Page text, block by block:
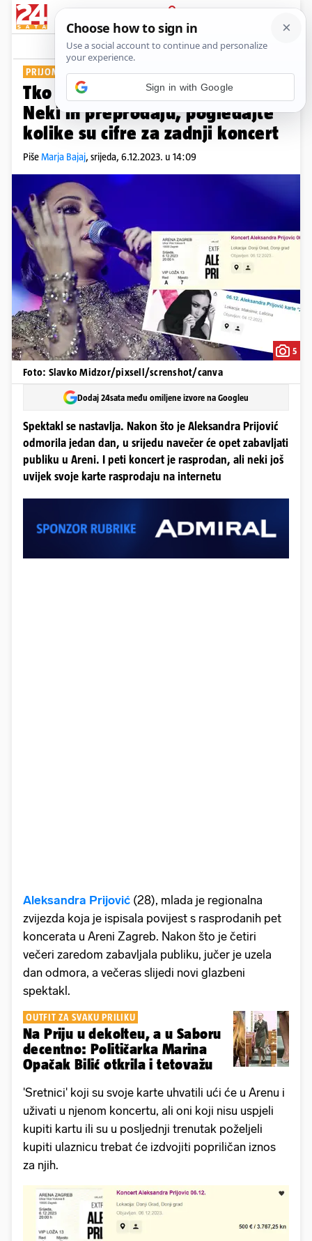
PRIJAVA
Show Komentari
PRIJOMANIJA
Tko još nema kartu za Prijović?
Neki ih preprodaju, pogledajte
kolike su cifre za zadnji koncert
PišeMarja Bajaj, srijeda, 6.12.2023. u 14:09
5
Foto: Slavko Midzor/pixsell/screnshot/canva
Dodaj 24sata među omiljene izvore na Googleu
Spektakl se nastavlja. Nakon što je Aleksandra Prijović
odmorila jedan dan, u srijedu navečer će opet zabavljati
publiku u Areni. I peti koncert je rasprodan, ali neki još
uvijek svoje karte rasprodaju na internetu
Aleksandra Prijović (28), mlada je regionalna
zvijezda koja je ispisala povijest s rasprodanih pet
koncerata u Areni Zagreb. Nakon što je četiri
večeri zaredom zabavljala publiku, jučer je uzela
dan odmora, a večeras slijedi novi glazbeni
spektakl.
OUTFIT ZA SVAKU PRILIKU
Na Priju u dekolteu, a u Saboru
decentno: Političarka Marina
Opačak Bilić otkrila i tetovažu
'Sretnici' koji su svoje karte uhvatili ući će u Arenu i
uživati u njenom koncertu, ali oni koji nisu uspjeli
kupiti kartu ili su u posljednji trenutak poželjeli
kupiti ulaznicu trebat će izdvojiti popriličan iznos
za njih.